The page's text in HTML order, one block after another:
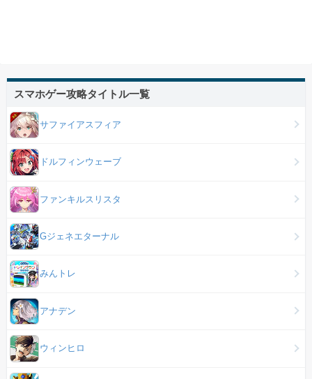
スマホゲー攻略タイトル一覧
サファイアスフィア
ドルフィンウェーブ
ファンキルスリスタ
Gジェネエターナル
みんトレ
アナデン
ウィンヒロ